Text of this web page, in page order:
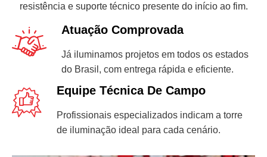
resistência e suporte técnico presente do início ao fim.
Atuação Comprovada
Já iluminamos projetos em todos os estados
do Brasil, com entrega rápida e eficiente.
Equipe Técnica De Campo
Profissionais especializados indicam a torre
de iluminação ideal para cada cenário.